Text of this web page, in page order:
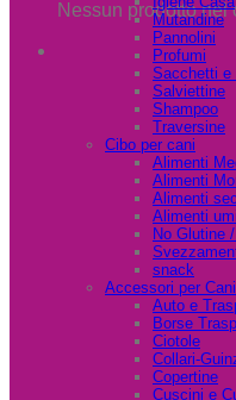
Nessun prodotto nel
Mutandine
Pannolini
Profumi
Sacchetti e
Salviettine
Shampoo
Traversine
Cibo per cani
Alimenti
Alimenti
Alimenti
Alimenti
No Glutine
snack
Accessori per Cani
Auto e
Borse
Ciotole
Collari-
Copertine
Cuscini e